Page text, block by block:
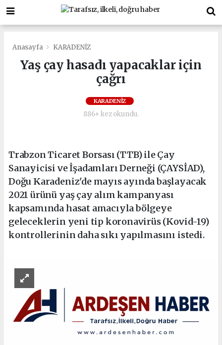
Anasayfa KARADENİZ
Yaş çay hasadı yapacaklar için
çağrı
KARADENİZ
886+ kez okundu.
Trabzon Ticaret Borsası (TTB) ile Çay
Sanayicisi ve İşadamları Derneği (ÇAYSİAD),
Doğu Karadeniz'de mayıs ayında başlayacak
2021 ürünü yaş çay alım kampanyası
kapsamında hasat amacıyla bölgeye
geleceklerin yeni tip koronavirüs (Kovid-19)
kontrollerinin daha sıkı yapılmasını istedi.